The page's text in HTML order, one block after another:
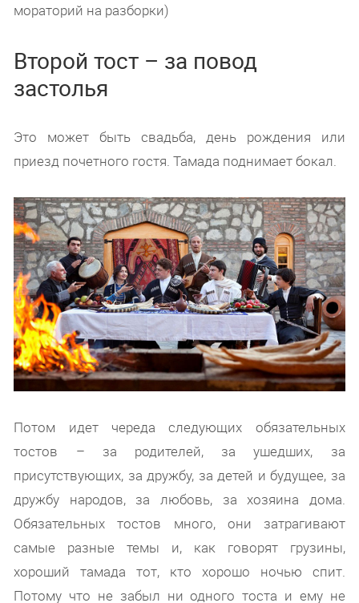
мораторий на разборки)
Второй тост – за повод
застолья
Это может быть свадьба, день рождения или
приезд почетного гостя. Тамада поднимает бокал.
Потом идет череда следующих обязательных
тостов – за родителей, за ушедших, за
присутствующих, за дружбу, за детей и будущее, за
дружбу народов, за любовь, за хозяина дома.
Обязательных тостов много, они затрагивают
самые разные темы и, как говорят грузины,
хороший тамада тот, кто хорошо ночью спит.
Потому что не забыл ни одного тоста и ему не